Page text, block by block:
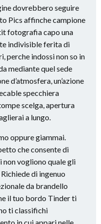
dovrebbero seguire
Pics affinche campione
fotografia capo una
indivisible ferita di
perche indossi non so in
mediante quel sede
d’atmosfera, un’azione
specchiera
scelga, apertura
a lungo.
oppure giammai.
che consente di
non vogliono quale gli
di ingenuo
da brandello
il tuo bordo Tinder ti
ti classifichi